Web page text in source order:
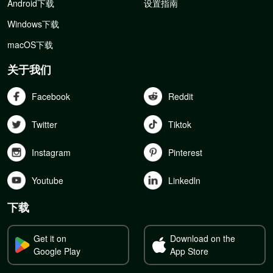
Android下载
Windows下载
macOS下载
设置指南
关于我们
Facebook Reddit
Twitter Tiktok
Instagram Pinterest
Youtube Linkedln
下载
Get it on
Google Play
Download on the
App Store